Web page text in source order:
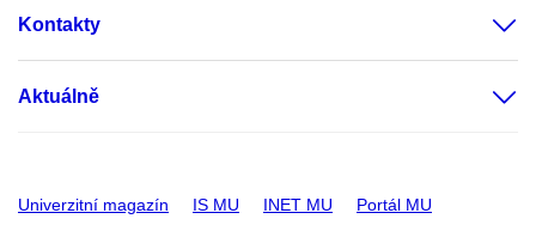
Kontakty
Aktuálně
Univerzitní magazín IS MU INET MU Portál MU